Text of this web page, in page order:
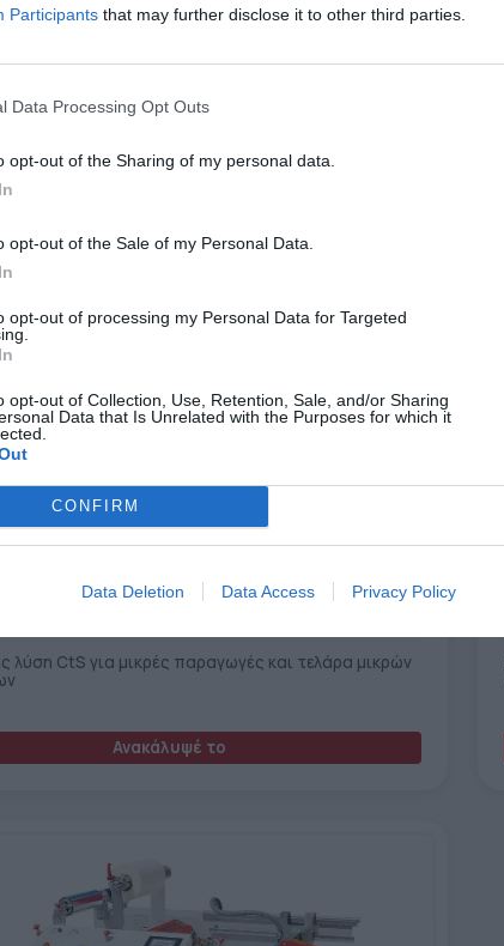
Participants that may further disclose it to other third parties.
Data Processing Opt Outs
opt-out of the Sharing of my personal data.
opt-out of the Sale of my Personal Data.
opt-out of processing my Personal Data for Targeted
opt-out of Collection, Use, Retention, Sale, and/or Sharing
Data that Is Unrelated with the Purposes for which it
CONFIRM
Data Deletion Data Access Privacy Policy
3D Web
Ανακάλυψέ το
λύση CtS για μικρές παραγωγές και τελάρα μικρών
Ανακάλυψέ το